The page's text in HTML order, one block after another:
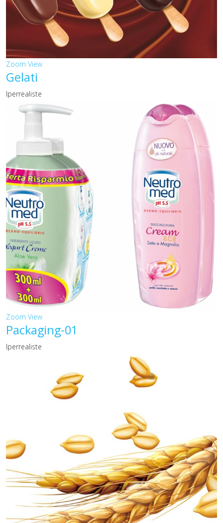
Zoom View
Gelati
Iperrealiste
Zoom View
Packaging-01
Iperrealiste